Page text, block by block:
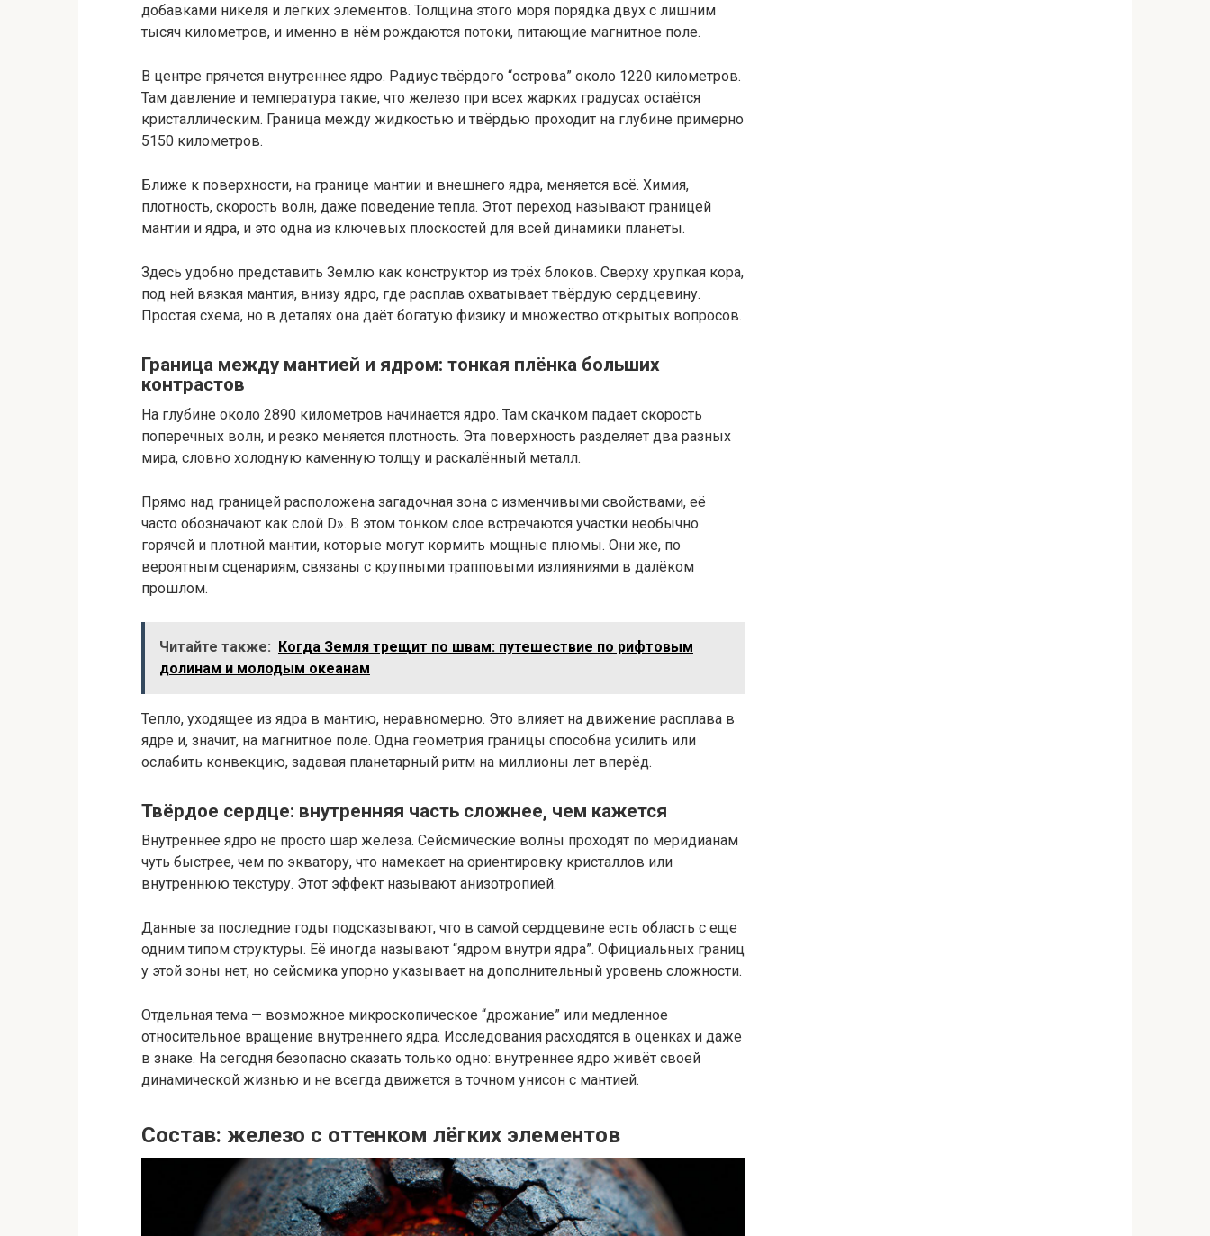
добавками никеля и лёгких элементов. Толщина этого моря порядка двух с лишним
тысяч километров, и именно в нём рождаются потоки, питающие магнитное поле.
В центре прячется внутреннее ядро. Радиус твёрдого “острова” около 1220 километров.
Там давление и температура такие, что железо при всех жарких градусах остаётся
кристаллическим. Граница между жидкостью и твёрдью проходит на глубине примерно
5150 километров.
Ближе к поверхности, на границе мантии и внешнего ядра, меняется всё. Химия,
плотность, скорость волн, даже поведение тепла. Этот переход называют границей
мантии и ядра, и это одна из ключевых плоскостей для всей динамики планеты.
Здесь удобно представить Землю как конструктор из трёх блоков. Сверху хрупкая кора,
под ней вязкая мантия, внизу ядро, где расплав охватывает твёрдую сердцевину.
Простая схема, но в деталях она даёт богатую физику и множество открытых вопросов.
Граница между мантией и ядром: тонкая плёнка больших
контрастов
На глубине около 2890 километров начинается ядро. Там скачком падает скорость
поперечных волн, и резко меняется плотность. Эта поверхность разделяет два разных
мира, словно холодную каменную толщу и раскалённый металл.
Прямо над границей расположена загадочная зона с изменчивыми свойствами, её
часто обозначают как слой D». В этом тонком слое встречаются участки необычно
горячей и плотной мантии, которые могут кормить мощные плюмы. Они же, по
вероятным сценариям, связаны с крупными трапповыми излияниями в далёком
прошлом.
Читайте также: Когда Земля трещит по швам: путешествие по рифтовым
долинам и молодым океанам
Тепло, уходящее из ядра в мантию, неравномерно. Это влияет на движение расплава в
ядре и, значит, на магнитное поле. Одна геометрия границы способна усилить или
ослабить конвекцию, задавая планетарный ритм на миллионы лет вперёд.
Твёрдое сердце: внутренняя часть сложнее, чем кажется
Внутреннее ядро не просто шар железа. Сейсмические волны проходят по меридианам
чуть быстрее, чем по экватору, что намекает на ориентировку кристаллов или
внутреннюю текстуру. Этот эффект называют анизотропией.
Данные за последние годы подсказывают, что в самой сердцевине есть область с еще
одним типом структуры. Её иногда называют “ядром внутри ядра”. Официальных границ
у этой зоны нет, но сейсмика упорно указывает на дополнительный уровень сложности.
Отдельная тема — возможное микроскопическое “дрожание” или медленное
относительное вращение внутреннего ядра. Исследования расходятся в оценках и даже
в знаке. На сегодня безопасно сказать только одно: внутреннее ядро живёт своей
динамической жизнью и не всегда движется в точном унисон с мантией.
Состав: железо с оттенком лёгких элементов